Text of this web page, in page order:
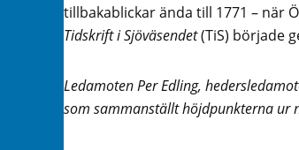
tillbakablickar ända till 1771 – när
Tidskrift i Sjöväsendet(TiS) började
Ledamoten Per Edling,
som sammanställt höjdpunkterna ur